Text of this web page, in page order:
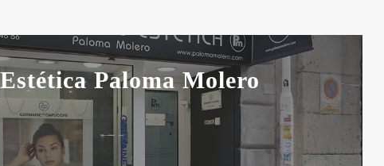
Paloma Molero